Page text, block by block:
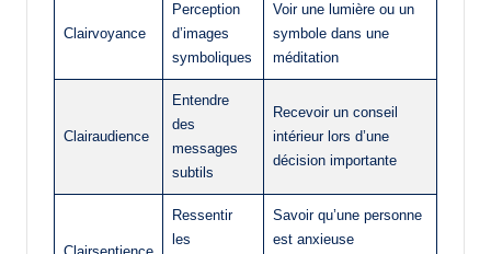
Clairvoyance
Perception
d’images
symboliques
Voir une lumière ou un
symbole dans une
méditation
Clairaudience
Entendre
des
messages
subtils
Recevoir un conseil
intérieur lors d’une
décision importante
Ressentir
les
Savoir qu’une personne
est anxieuse